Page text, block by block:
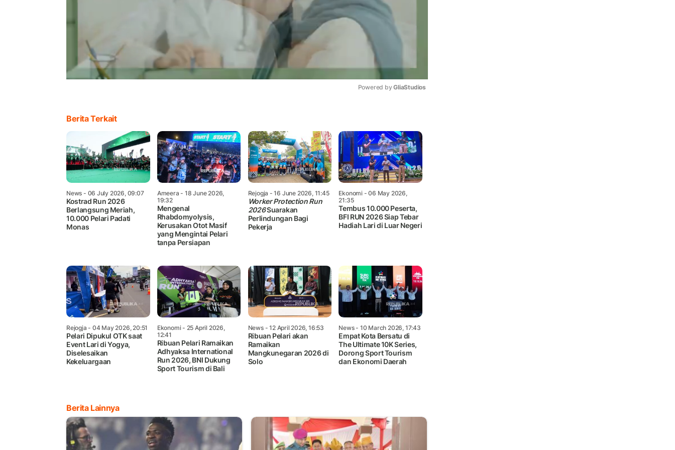
Powered by GliaStudios
Berita Terkait
News - 06 July 2026, 09:07
Kostrad Run 2026
Berlangsung Meriah,
10.000 Pelari Padati
Monas
Ameera - 18 June 2026,
19:32
Mengenal
Rhabdomyolysis,
Kerusakan Otot Masif
yang Mengintai Pelari
tanpa Persiapan
Rejogja - 16 June 2026, 11:45
Worker Protection Run
2026Suarakan
Perlindungan Bagi
Pekerja
Ekonomi- 06 May 2026,
21:35
Tembus 10.000 Peserta,
BFI RUN 2026 Siap Tebar
Hadiah Lari di Luar Negeri
Rejogja - 04 May 2026, 20:51
Pelari Dipukul OTK saat
Event Lari di Yogya,
Diselesaikan
Kekeluargaan
Ekonomi- 25 April 2026,
12:41
Ribuan Pelari Ramaikan
Adhyaksa International
Run 2026, BNI Dukung
Sport Tourism di Bali
News- 12 April 2026, 16:53
Ribuan Pelari akan
Ramaikan
Mangkunegaran 2026 di
Solo
News- 10 March 2026, 17:43
Empat Kota Bersatu di
The Ultimate 10K Series,
Dorong Sport Tourism
dan Ekonomi Daerah
Berita Lainnya